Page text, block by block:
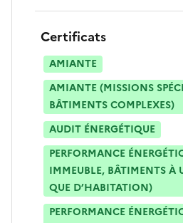
Certificats
AMIANTE
AMIANTE (MISSIONS
BÂTIMENTS COMPLEXES)
AUDIT ÉNERGÉTIQUE
PERFORMANCE
IMMEUBLE, BÂTIMENTS À
QUE D’HABITATION)
PERFORMANCE